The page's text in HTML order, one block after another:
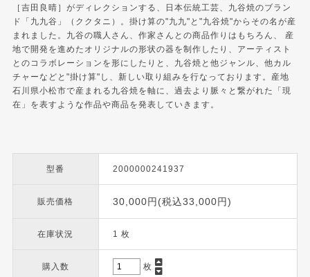
［吉田良晴］がディレクションする、日本伝統工芸、九谷焼のブラン
ド「九九谷」（ククタニ）。掛け算の"九九"と"九谷焼"からその名が産
まれました。九谷の職人さん、作家さんとの商品作りはもちろん、 産
地で開発を進めたオリジナルの形状の器を制作したり、アーティスト
とのコラボレーションを形にしたりと、九谷焼と他ジャンル、他カル
チャーなどと"掛け算"し、新しい取り組みを行なっております。産地
石川県小松市で産まれる九谷焼を軸に、過去より脈々と繋がれた「現
在」を表すような作品や商品を発表していきます。
型番 2000000241937
販売価格 30,000円(税込33,000円)
在庫状況 1 枚
購入数 枚